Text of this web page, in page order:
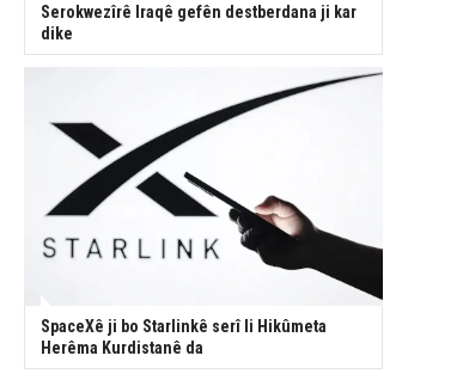
Serokwezîrê Iraqê gefên destberdana ji kar
dike
SpaceXê ji bo Starlinkê serî li Hikûmeta
Herêma Kurdistanê da